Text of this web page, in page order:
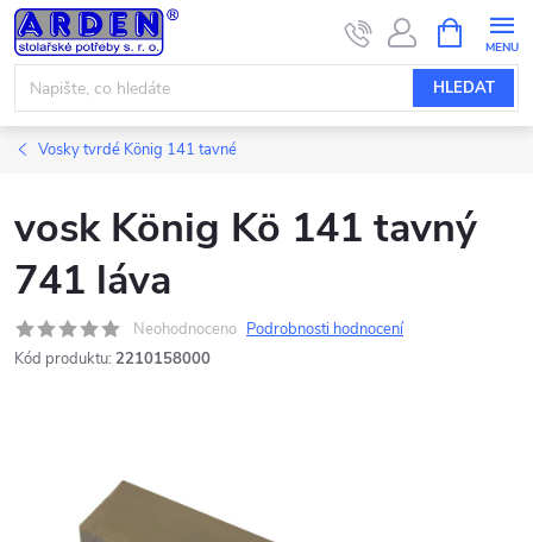
Přejít
na
obsah
HLEDAT
NÁKUPNÍ
KOŠÍK
Vosky tvrdé König 141 tavné
vosk König Kö 141 tavný
741 láva
Neohodnoceno Podrobnosti hodnocení
Kód produktu: 2210158000